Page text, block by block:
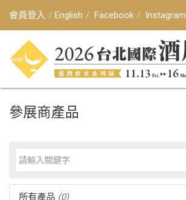
會員登入 English Facebook Instagram
參展商產品
所有產品 (0)